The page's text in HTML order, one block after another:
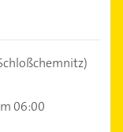
06:00